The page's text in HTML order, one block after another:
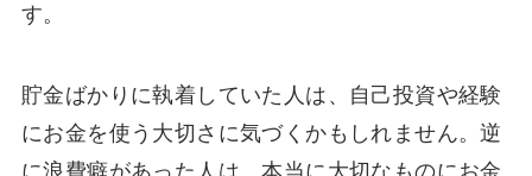
す。
貯金ばかりに執着していた人は、自己投資や経験
にお金を使う大切さに気づくかもしれません。逆
に浪費癖があった人は、本当に大切なものにお金